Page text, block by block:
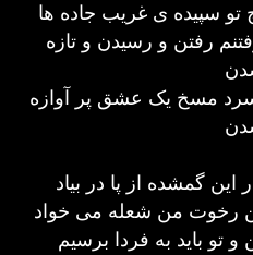
تو سپیده ی غريب جاده ها
رفتن و رسیدن و تازه
مسخ یک عشق پر آوازه
گمشده از پا در بیاد
رخوت من شعله می خواد
باید به فردا برسیم